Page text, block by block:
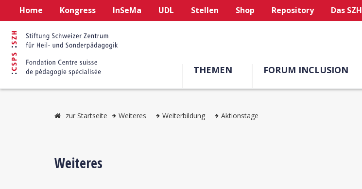
Home Kongress InSeMa UDL Stellen Shop Repository Das SZH
THEMEN FORUM INCLUSION
zur Startseite Weiteres Weiterbildung Aktionstage
Weiteres